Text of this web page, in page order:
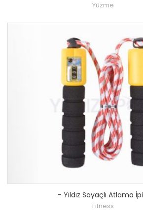
Yüzme
- Yıldız Sayaçlı Atlama İpi
Fitness